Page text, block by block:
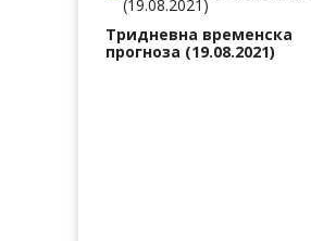
Тридневна временска
прогноза (19.08.2021)